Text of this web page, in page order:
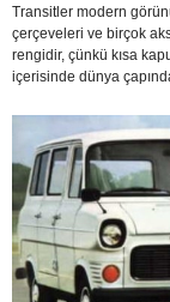
Transitler modern
çerçeveleri ve birçok
rengidir, çünkü kısa
içerisinde dünya